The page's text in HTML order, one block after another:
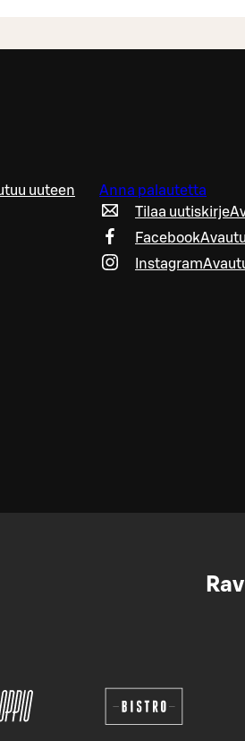
uuteen
Anna palautetta
Tilaa uutiskirje
Facebook
Instagram